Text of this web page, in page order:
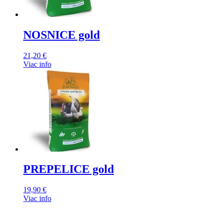
NOSNICE gold
21,20 €
Viac info
PREPELICE gold
19,90 €
Viac info